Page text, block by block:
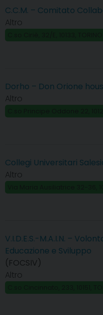
C.C.M. – Comitato
Altro
Dorho – Don Orione
Altro
Collegi Universitari
Altro
V.I.D.E.S.-M.A.I.N. –
Educazione e Sviluppo
(FOCSIV)
Altro